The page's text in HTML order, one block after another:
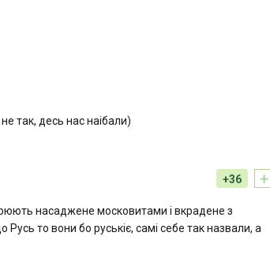
так, десь нас нaібaли)
+
+36
насаджене московитами і вкрадене з
то вони бо руськіє, самі себе так назвали, а